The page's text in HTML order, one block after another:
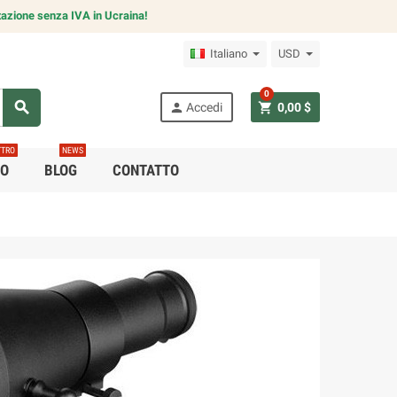
senza IVA in Ucraina!
Italiano USD
search person Accedi shopping_cart 0,00 $
0
BLOG
NEWS
CONTATTO